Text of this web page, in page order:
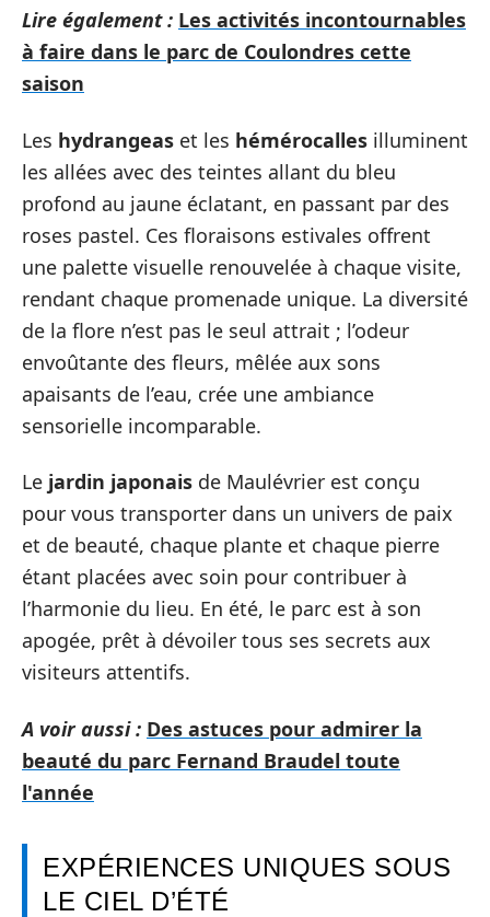
Lire également : Les activités incontournables
à faire dans le parc de Coulondres cette
saison
Les hydrangeas et les hémérocalles illuminent
les allées avec des teintes allant du bleu
profond au jaune éclatant, en passant par des
roses pastel. Ces floraisons estivales offrent
une palette visuelle renouvelée à chaque visite,
rendant chaque promenade unique. La diversité
de la flore n’est pas le seul attrait ; l’odeur
envoûtante des fleurs, mêlée aux sons
apaisants de l’eau, crée une ambiance
sensorielle incomparable.
Le jardin japonais de Maulévrier est conçu
pour vous transporter dans un univers de paix
et de beauté, chaque plante et chaque pierre
étant placées avec soin pour contribuer à
l’harmonie du lieu. En été, le parc est à son
apogée, prêt à dévoiler tous ses secrets aux
visiteurs attentifs.
A voir aussi : Des astuces pour admirer la
beauté du parc Fernand Braudel toute
l'année
EXPÉRIENCES UNIQUES SOUS
LE CIEL D’ÉTÉ